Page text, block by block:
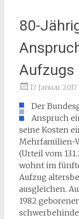
80-
Aufzugs
17. Januar 2017
Der
Anspruch
seine Kosten
Mehrfamilien-
(Urteil vom
wohnt im
Aufzug
ausgleichen.
1982